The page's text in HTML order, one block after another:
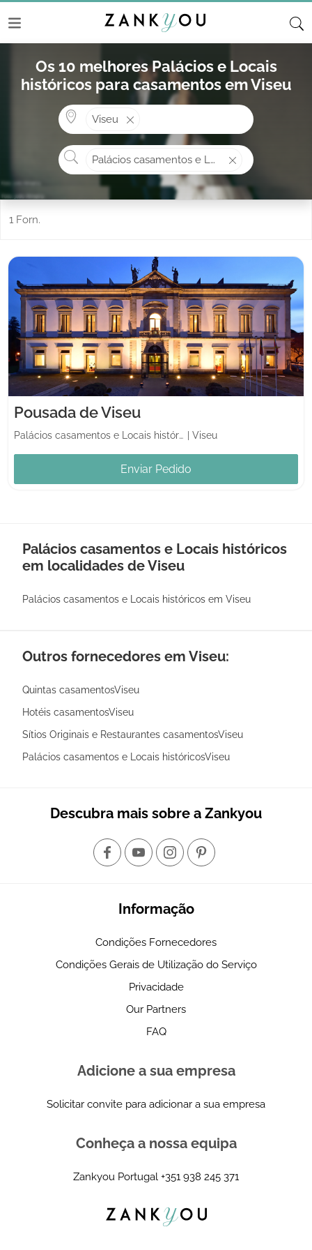
Os 10 melhores Palácios e Locais
históricos para casamentos em Viseu
Viseu
O que procura?
Palácios casamentos e Locais históricos
1 Forn.
Pousada de Viseu
Palácios casamentos e Locais históricos Viseu
Enviar Pedido
Palácios casamentos e Locais históricos
em localidades de Viseu
Palácios casamentos e Locais históricos em Viseu
Outros fornecedores em Viseu:
Quintas casamentosViseu
Hotéis casamentosViseu
Sítios Originais e Restaurantes casamentosViseu
Palácios casamentos e Locais históricosViseu
Descubra mais sobre a Zankyou
Informação
Condições Fornecedores
Condições Gerais de Utilização do Serviço
Privacidade
Our Partners
FAQ
Adicione a sua empresa
Solicitar convite para adicionar a sua empresa
Conheça a nossa equipa
Zankyou Portugal +351 938 245 371